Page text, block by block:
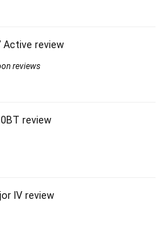
Active review
reviews
review
IV review